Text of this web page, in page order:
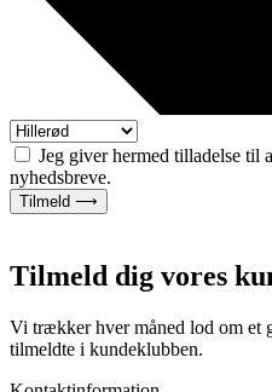
Jeg giver hermed tilladelse til
nyhedsbreve.
Tilmeld ⟶
Tilmeld dig vores
Vi trækker hver måned lod om et
tilmeldte i kundeklubben.